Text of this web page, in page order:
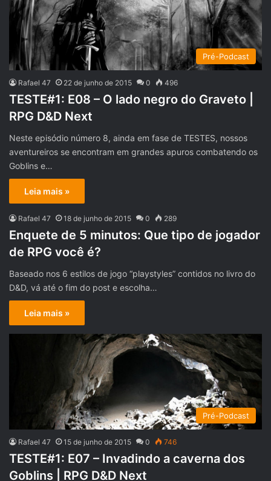
Pré-Podcast
Rafael 47 22 de junho de 2015 0 496
TESTE#1: E08 – O lado negro do Graveto |
RPG D&D Next
Neste episódio número 8, ainda em fase de TESTES, nossos
aventureiros se encontram em grandes apuros combatendo os
Goblins e…
Leia mais »
Rafael 47 18 de junho de 2015 0 289
Enquete de 5 minutos: Que tipo de jogador
Baseado nos 6 estilos de jogo “playstyles” contidos no livro do
D&D, vá até o fim do post e escolha…
Leia mais »
Pré-Podcast
Rafael 47 15 de junho de 2015 0 746
TESTE#1: E07 – Invadindo a caverna dos
Goblins | RPG D&D Next